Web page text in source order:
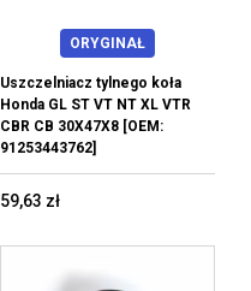
ORYGINAŁ
Uszczelniacz tylnego koła
Honda GL ST VT NT XL VTR
CBR CB 30X47X8 [OEM:
91253443762]
59,63 zł